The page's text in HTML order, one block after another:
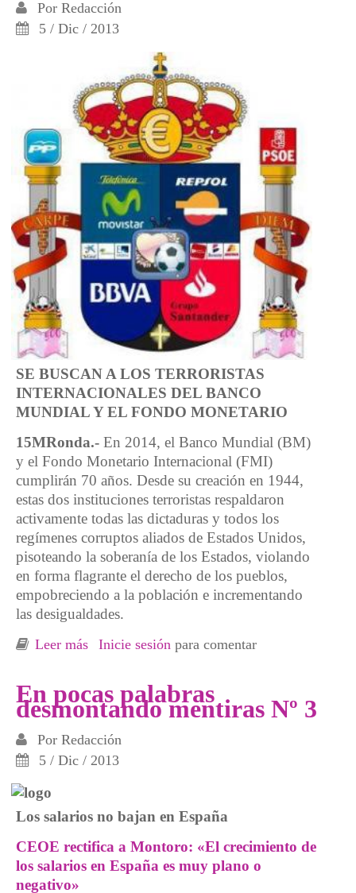
Por Redacción
5 / Dic / 2013
SE BUSCAN A LOS TERRORISTAS
INTERNACIONALES DEL BANCO
MUNDIAL Y EL FONDO MONETARIO
15MRonda.- En 2014, el Banco Mundial (BM)
y el Fondo Monetario Internacional (FMI)
cumplirán 70 años. Desde su creación en 1944,
estas dos instituciones terroristas respaldaron
activamente todas las dictaduras y todos los
regímenes corruptos aliados de Estados Unidos,
pisoteando la soberanía de los Estados, violando
en forma flagrante el derecho de los pueblos,
empobreciendo a la población e incrementando
las desigualdades.
Leer más sobre En pocas palabras ¿en manos de
Inicie sesión para comentar
En pocas palabras
desmontando mentiras Nº 3
Por Redacción
5 / Dic / 2013
Los salarios no bajan en España
CEOE rectifica a Montoro: «El crecimiento de
los salarios en España es muy plano o
negativo»